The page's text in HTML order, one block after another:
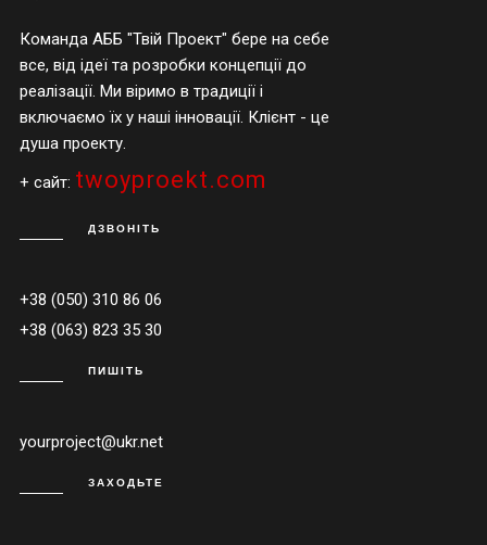
Команда АББ "Твій Проект" бере на себе
все, від ідеї та розробки концепції до
реалізації. Ми віримо в традиції і
включаємо їх у наші інновації. Клієнт - це
душа проекту.
+ сайт: twoyproekt.com
ДЗВОНІТЬ
+38 (050) 310 86 06
+38 (063) 823 35 30
ПИШІТЬ
yourproject@ukr.net
ЗАХОДЬТЕ